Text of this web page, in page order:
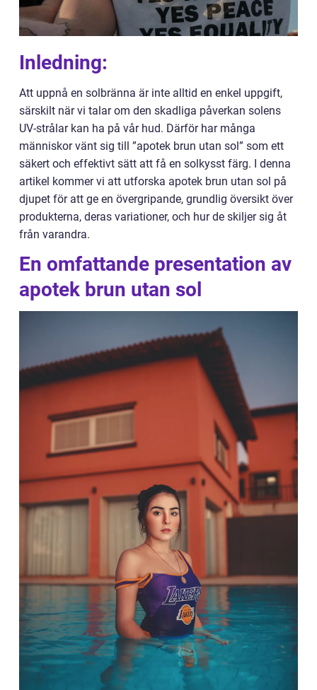
Inledning:
Att uppnå en solbränna är inte alltid en enkel uppgift,
särskilt när vi talar om den skadliga påverkan solens
UV-strålar kan ha på vår hud. Därför har många
människor vänt sig till ”apotek brun utan sol” som ett
säkert och effektivt sätt att få en solkysst färg. I denna
artikel kommer vi att utforska apotek brun utan sol på
djupet för att ge en övergripande, grundlig översikt över
produkterna, deras variationer, och hur de skiljer sig åt
från varandra.
En omfattande presentation av
apotek brun utan sol